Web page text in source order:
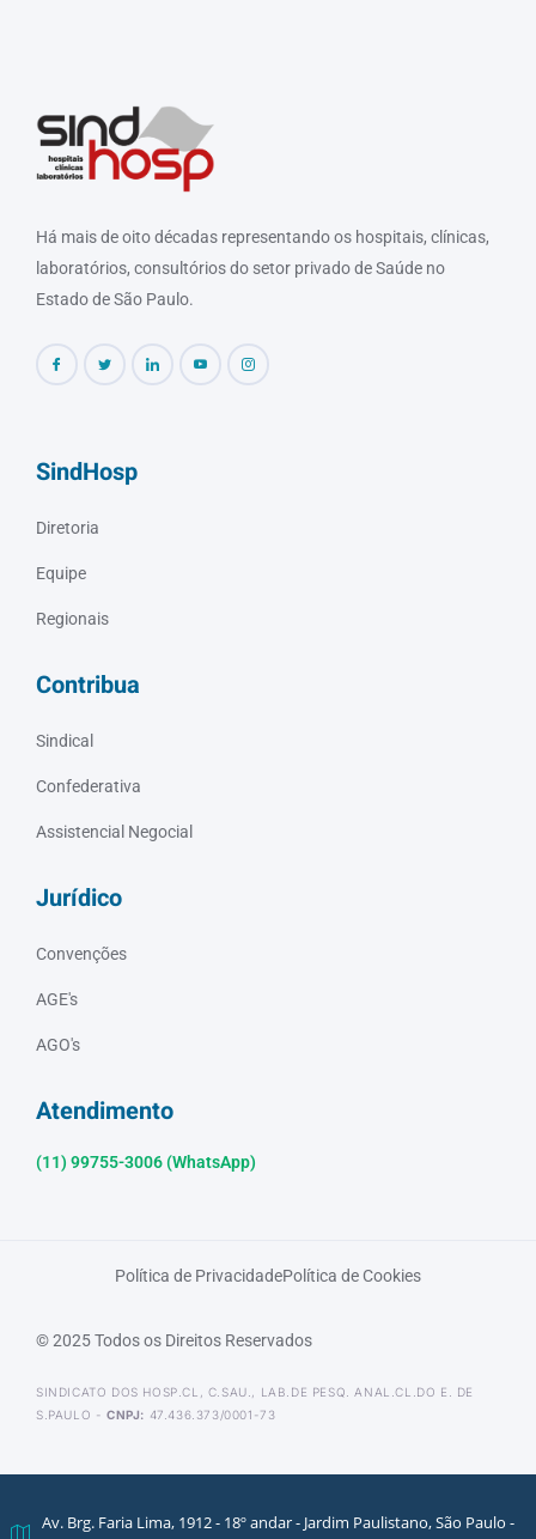
Há mais de oito décadas representando os hospitais, clínicas,
laboratórios, consultórios do setor privado de Saúde no
Estado de São Paulo.
SindHosp
Diretoria
Equipe
Regionais
Contribua
Sindical
Confederativa
Assistencial Negocial
Jurídico
Convenções
AGE's
AGO's
Atendimento
(11) 99755-3006 (WhatsApp)
Política de PrivacidadePolítica de Cookies
© 2025 Todos os Direitos Reservados
SINDICATO DOS HOSP.CL, C.SAU., LAB.DE PESQ. ANAL.CL.DO E. DE
S.PAULO - CNPJ: 47.436.373/0001-73
Av. Brg. Faria Lima, 1912 - 18º andar - Jardim Paulistano, São Paulo -